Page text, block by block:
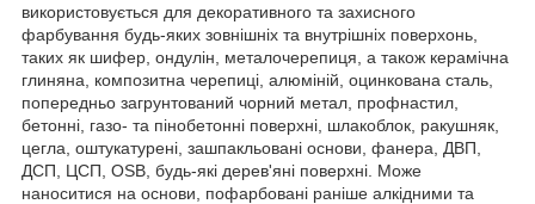
використовується для декоративного та захисного
фарбування будь-яких зовнішніх та внутрішніх поверхонь,
таких як шифер, ондулін, металочерепиця, а також керамічна
глиняна, композитна черепиці, алюміній, оцинкована сталь,
попередньо загрунтований чорний метал, профнастил,
бетонні, газо- та пінобетонні поверхні, шлакоблок, ракушняк,
цегла, оштукатурені, зашпакльовані основи, фанера, ДВП,
ДСП, ЦСП, OSB, будь-які дерев'яні поверхні. Може
наноситися на основи, пофарбовані раніше алкідними та